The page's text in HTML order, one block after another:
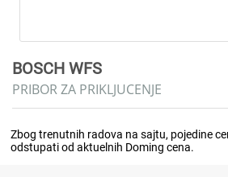
BOSCH WFS
PRIBOR ZA PRIKLJUCENJE